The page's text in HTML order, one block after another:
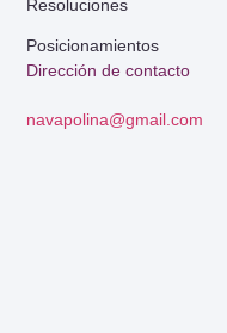
Dirección de contacto
navapolina@gmail.com
Resoluciones
Posicionamientos